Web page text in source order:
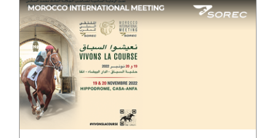
ASMAA MAZZI
ACCOUNT
DIRECTOR
TAHA EL BEIDORI
ART DIRECTOR